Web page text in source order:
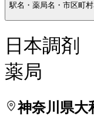
駅名・薬局名・市区町村
日本調剤
薬局
神奈川県大